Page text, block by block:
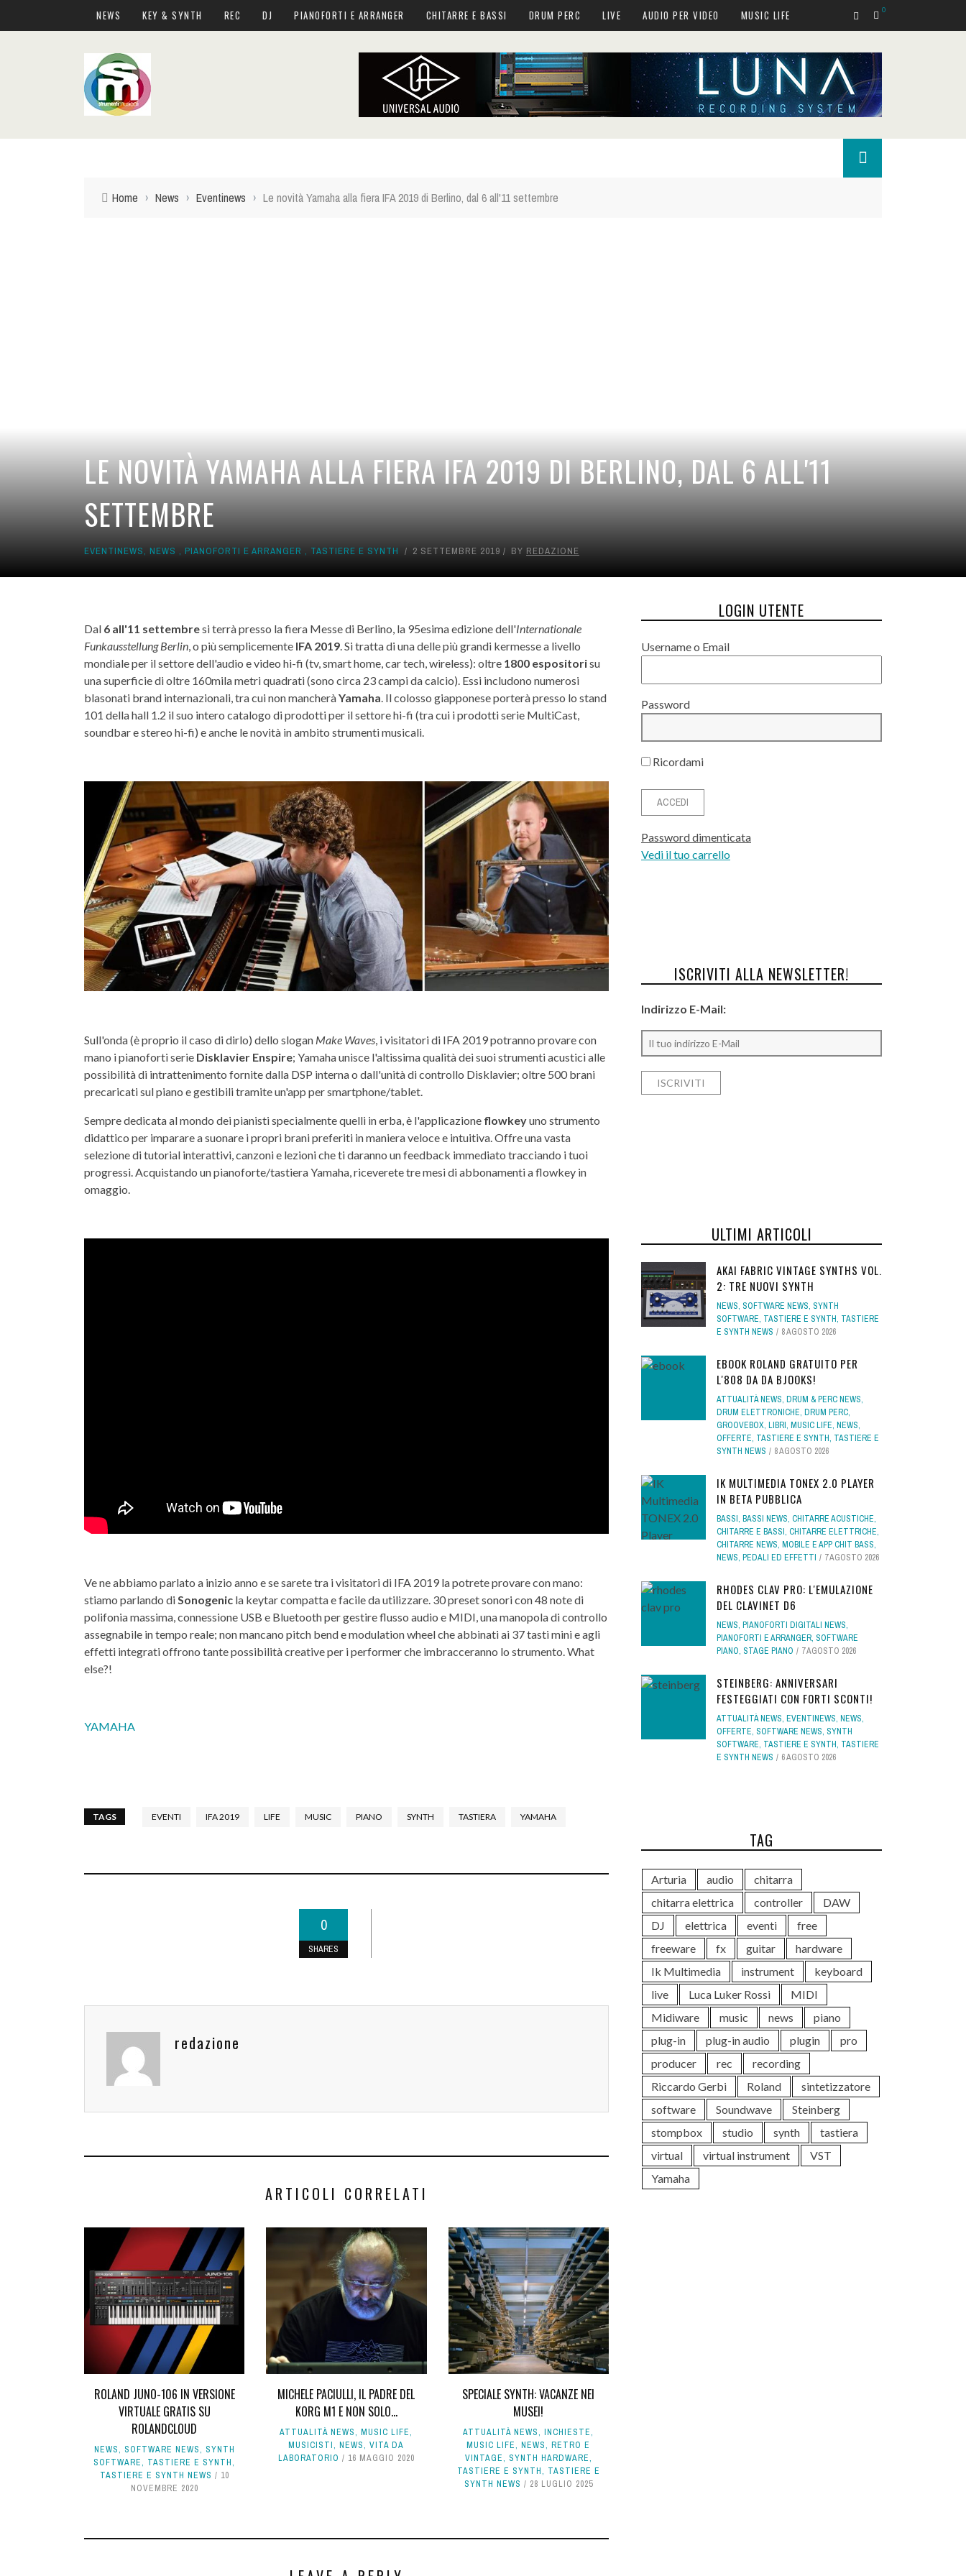
NEWS KEY & SYNTH REC DJ PIANOFORTI E ARRANGER CHITARRE E BASSI DRUM PERC LIVE AUDIO PER VIDEO MUSIC LIFE 0
Home › News › Eventinews › Le novità Yamaha alla fiera IFA 2019 di Berlino, dal 6 all'11 settembre
LE NOVITÀ YAMAHA ALLA FIERA IFA 2019 DI BERLINO, DAL 6 ALL'11
SETTEMBRE
EVENTINEWS, NEWS , PIANOFORTI E ARRANGER , TASTIERE E SYNTH 2 SETTEMBRE 2019 BY REDAZIONE
Dal 6 all'11 settembresi terrà presso la fiera Messe di Berlino, la 95esima edizione dell'Internationale
Funkausstellung Berlin, o più semplicemente IFA 2019. Si tratta di una delle più grandi kermesse a livello
mondiale per il settore dell'audio e video hi-fi (tv, smart home, car tech, wireless): oltre 1800 espositorisu
una superficie di oltre 160mila metri quadrati (sono circa 23 campi da calcio). Essi includono numerosi
blasonati brand internazionali, tra cui non mancheràYamaha. Il colosso giapponese porterà presso lo stand
101 della hall 1.2 il suo intero catalogo di prodotti per il settore hi-fi (tra cui i prodotti serie MultiCast,
soundbar e stereo hi-fi) e anche le novità in ambito strumenti musicali.
Sull'onda (è proprio il caso di dirlo) dello slogan Make Waves, i visitatori di IFA 2019 potranno provare con
mano i pianoforti serie Disklavier Enspire; Yamaha unisce l'altissima qualità dei suoi strumenti acustici alle
possibilità di intrattenimento fornite dalla DSP interna o dall'unità di controllo Disklavier; oltre 500 brani
precaricati sul piano e gestibili tramite un'app per smartphone/tablet.
Sempre dedicata al mondo dei pianisti specialmente quelli in erba, è l'applicazione flowkeyuno strumento
didattico per imparare a suonare i propri brani preferiti in maniera veloce e intuitiva. Offre una vasta
selezione di tutorial interattivi, canzoni e lezioni che ti daranno un feedback immediato tracciando i tuoi
progressi. Acquistando un pianoforte/tastiera Yamaha, riceverete tre mesi di abbonamenti a flowkey in
omaggio.
Ve ne abbiamo parlato a inizio anno e se sarete tra i visitatori di IFA 2019 la potrete provare con mano:
stiamo parlando diSonogenic la keytar compatta e facile da utilizzare. 30 preset sonori con 48 note di
polifonia massima, connessione USB e Bluetooth per gestire flusso audio e MIDI, una manopola di controllo
assegnabile in tempo reale; non mancano pitch bend e modulation wheel che abbinati ai 37 tasti mini e agli
effetti integrati offrono tante possibilità creative per i performer che imbracceranno lo strumento. What
else?!
YAMAHA
TAGS EVENTI IFA 2019 LIFE MUSIC PIANO SYNTH TASTIERA YAMAHA
0
SHARES
redazione
ARTICOLI CORRELATI
ROLAND JUNO-106 IN VERSIONE
VIRTUALE GRATIS SU
ROLANDCLOUD
NEWS, SOFTWARE NEWS, SYNTH
SOFTWARE, TASTIERE E SYNTH,
TASTIERE E SYNTH NEWS
10
NOVEMBRE 2020
MICHELE PACIULLI, IL PADRE DEL
KORG M1 E NON SOLO...
ATTUALITÀ NEWS,MUSIC LIFE,
MUSICISTI,NEWS,VITA DA
LABORATORIO
16 MAGGIO 2020
SPECIALE SYNTH: VACANZE NEI
MUSEI!
ATTUALITÀ NEWS,INCHIESTE,
MUSIC LIFE,NEWS,RETRO E
VINTAGE, SYNTH HARDWARE,
TASTIERE E SYNTH, TASTIERE E
SYNTH NEWS
28 LUGLIO 2025
LOGIN UTENTE
Username o Email
Password
Ricordami
Password dimenticata
Vedi il tuo carrello
ISCRIVITI ALLA NEWSLETTER!
Indirizzo E-Mail:
ULTIMI ARTICOLI
AKAI FABRIC VINTAGE SYNTHS VOL.
2: TRE NUOVI SYNTH
NEWS, SOFTWARE NEWS, SYNTH
SOFTWARE, TASTIERE E SYNTH, TASTIERE
E SYNTH NEWS
8 AGOSTO 2026
EBOOK ROLAND GRATUITO PER
L'808 DA DA BJOOKS!
ATTUALITÀ NEWS, DRUM & PERC NEWS,
DRUM ELETTRONICHE, DRUM PERC,
GROOVEBOX, LIBRI, MUSIC LIFE, NEWS,
OFFERTE, TASTIERE E SYNTH, TASTIERE E
SYNTH NEWS
8 AGOSTO 2026
IK MULTIMEDIA TONEX 2.0 PLAYER
IN BETA PUBBLICA
BASSI, BASSI NEWS, CHITARRE ACUSTICHE,
CHITARRE E BASSI, CHITARRE ELETTRICHE,
CHITARRE NEWS, MOBILE E APP CHIT BASS,
NEWS, PEDALI ED EFFETTI 7 AGOSTO 2026
RHODES CLAV PRO: L'EMULAZIONE
DEL CLAVINET D6
NEWS, PIANOFORTI DIGITALI NEWS,
PIANOFORTI E ARRANGER, SOFTWARE
PIANO, STAGE PIANO 7 AGOSTO 2026
STEINBERG: ANNIVERSARI
FESTEGGIATI CON FORTI SCONTI!
ATTUALITÀ NEWS, EVENTINEWS, NEWS,
OFFERTE, SOFTWARE NEWS, SYNTH
SOFTWARE, TASTIERE E SYNTH, TASTIERE
E SYNTH NEWS
6 AGOSTO 2026
TAG
Arturia audio
chitarra
chitarra elettrica
controller
DAW
DJ
elettrica eventi
free
freeware
fx guitar
hardware
Ik Multimedia
instrument
keyboard
live
Luca Luker Rossi
MIDI
Midiware
music news
piano
plug-in
plug-in audio plugin
pro
producer
rec
recording
Riccardo Gerbi
Roland
sintetizzatore
software
Soundwave
Steinberg
stompbox
studio synth
tastiera
virtual
virtual instrument
VST
Yamaha